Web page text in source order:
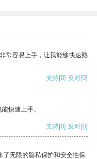
常容易上手，让我能够快速熟
支持[0] 反对[0]
快速上手。
支持[0] 反对[0]
了无限的隐私保护和安全性保